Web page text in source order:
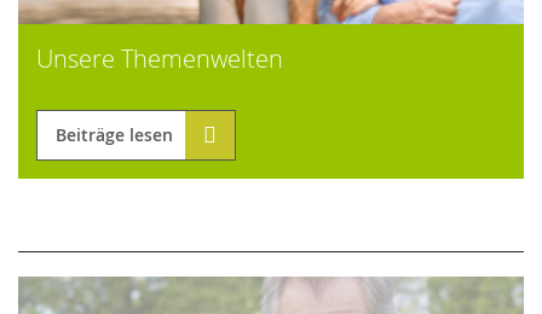
Unsere Themenwelten
Beiträge lesen